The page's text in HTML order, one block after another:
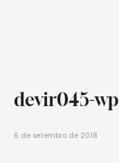
devir045-wp
6 de setembro de 2018